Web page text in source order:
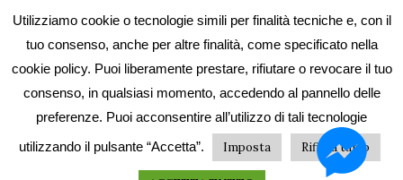
/ Editrice ZONA - Immagini e testi sono
proprietà di Editrice ZONA e possono essere
Utilizziamo cookie o tecnologie simili per finalità tecniche e, con il
tuo consenso, anche per altre finalità, come specificato nella
cookie policy. Puoi liberamente prestare, rifiutare o revocare il tuo
consenso, in qualsiasi momento, accedendo al pannello delle
preferenze. Puoi acconsentire all’utilizzo di tali tecnologie
utilizzando il pulsante “Accetta”.
Imposta Rifiuta tutto